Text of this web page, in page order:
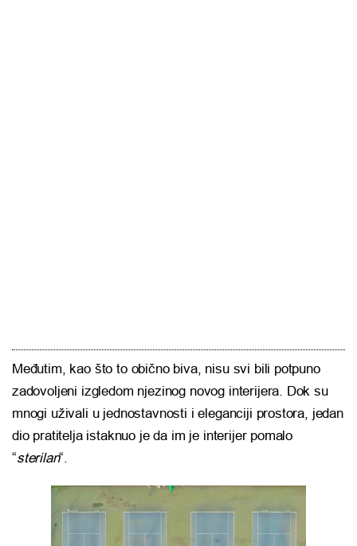
Međutim, kao što to obično biva, nisu svi bili potpuno
zadovoljeni izgledom njezinog novog interijera. Dok su
mnogi uživali u jednostavnosti i eleganciji prostora, jedan
dio pratitelja istaknuo je da im je interijer pomalo
“sterilan“.